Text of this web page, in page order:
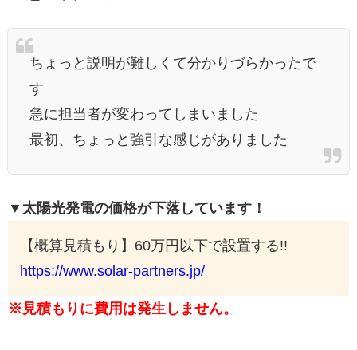
ちょっと説明が難しくて分かりづらかったで
す
急に担当者が変わってしまいました
最初、ちょっと強引な感じがありました
▼太陽光発電の価格が下落しています！
【概算見積もり】60万円以下で設置する!!
https://www.solar-partners.jp/
※見積もりに費用は発生しません。